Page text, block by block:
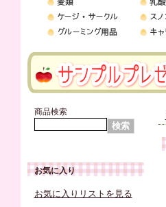
商品検索
お気に入り
お気に入りリストを見る